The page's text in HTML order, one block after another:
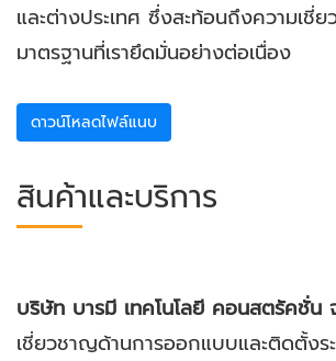
และต่างประเทศ ซึ่งสะท้อนถึงความเชี่
มาตรฐานที่เรายึดมั่นอย่างต่อเนื่อง
ดาวน์โหลดไฟล์แนบ
สินค้าและบริการ
บริษัท บารมี เทคโนโลยี คอนสตรัคชั่น
เชี่ยวชาญด้านการออกแบบและติดตั้ง